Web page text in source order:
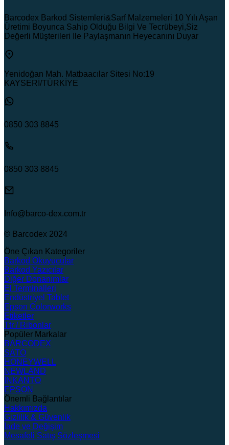
Barcodex Barkod Sistemleri&Sarf Malzemeleri 10 Yılı Aşan
Üretimi Boyunca Sahip Olduğu Bilgi Ve Tecrübeyi,Siz
Değerli Müşterileri Ile Paylaşmanın Heyecanını Duyar
Yenidoğan Mah. Matbaacılar Sitesi No:19
KAYSERİ/TÜRKİYE
0850 303 8845
0850 303 8845
Info@barco-dex.com.tr
© Barcodex 2024
Öne Çıkan Kategoriler
Barkod Okuyucular
Barkod Yazıcılar
Diğer Donanımlar
El Terminalleri
Endüstriyel Tablet
Epson Colorworks
Etiketler
Ttr / Ribonlar
Popüler Markalar
BARCODEX
SATO
HONEYWELL
NEWLAND
İNKANTO
EPSON
Önemli Bağlantılar
Hakkımızda
Gizlilik & Güvenlik
İade ve Değişim
Mesafeli Satış Sözleşmesi